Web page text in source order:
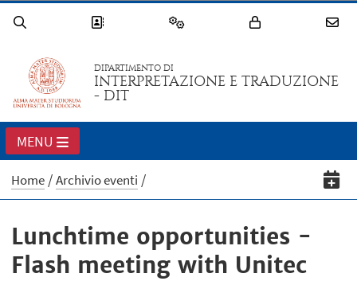
DIPARTIMENTO DI
INTERPRETAZIONE E TRADUZIONE
- DIT
MENU
Home Archivio eventi
Lunchtime opportunities -
Flash meeting with Unitec